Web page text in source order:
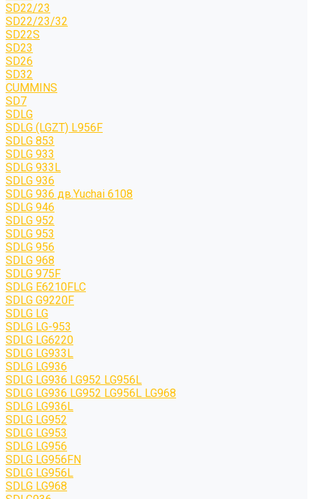
SD22/23
SD22/23/32
SD22S
SD23
SD26
SD32
CUMMINS
SD7
SDLG
SDLG (LGZT) L956F
SDLG 853
SDLG 933
SDLG 933L
SDLG 936
SDLG 936 дв.Yuchai 6108
SDLG 946
SDLG 952
SDLG 953
SDLG 956
SDLG 968
SDLG 975F
SDLG E6210FLC
SDLG G9220F
SDLG LG
SDLG LG-953
SDLG LG6220
SDLG LG933L
SDLG LG936
SDLG LG936 LG952 LG956L
SDLG LG936 LG952 LG956L LG968
SDLG LG936L
SDLG LG952
SDLG LG953
SDLG LG956
SDLG LG956FN
SDLG LG956L
SDLG LG968